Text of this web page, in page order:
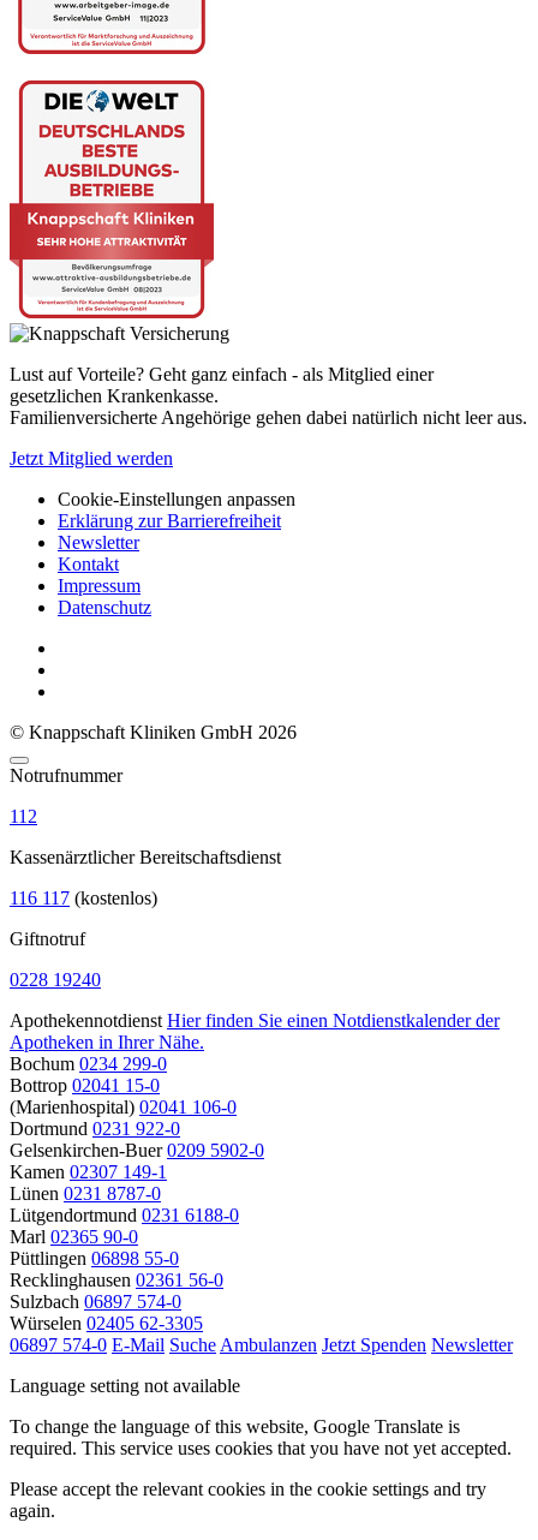
Lust auf Vorteile? Geht ganz einfach - als Mitglied einer
gesetzlichen Krankenkasse.
Familienversicherte Angehörige gehen dabei natürlich nicht leer aus.
Jetzt Mitglied werden
Cookie-Einstellungen anpassen
Erklärung zur Barrierefreiheit
Newsletter
Kontakt
Impressum
Datenschutz
© Knappschaft Kliniken GmbH 2026
Notrufnummer
112
Kassenärztlicher Bereitschaftsdienst
116 117 (kostenlos)
Giftnotruf
0228 19240
Apothekennotdienst Hier finden Sie einen Notdienstkalender der
Apotheken in Ihrer Nähe.
Bochum 0234 299-0
Bottrop 02041 15-0
(Marienhospital) 02041 106-0
Dortmund 0231 922-0
Gelsenkirchen-Buer 0209 5902-0
Kamen 02307 149-1
Lünen 0231 8787-0
Lütgendortmund 0231 6188-0
Marl 02365 90-0
Püttlingen 06898 55-0
Recklinghausen 02361 56-0
Sulzbach 06897 574-0
Würselen 02405 62-3305
06897 574-0 E-Mail Suche Ambulanzen Jetzt Spenden Newsletter
Language setting not available
To change the language of this website, Google Translate is
required. This service uses cookies that you have not yet accepted.
Please accept the relevant cookies in the cookie settings and try
again.